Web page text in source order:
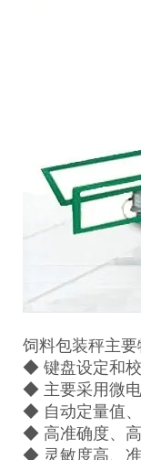
饲料包装秤主
◆ 键盘设定和
◆ 主要采用微
◆ 自动定量值
◆ 高准确度、
◆ 灵敏度高、